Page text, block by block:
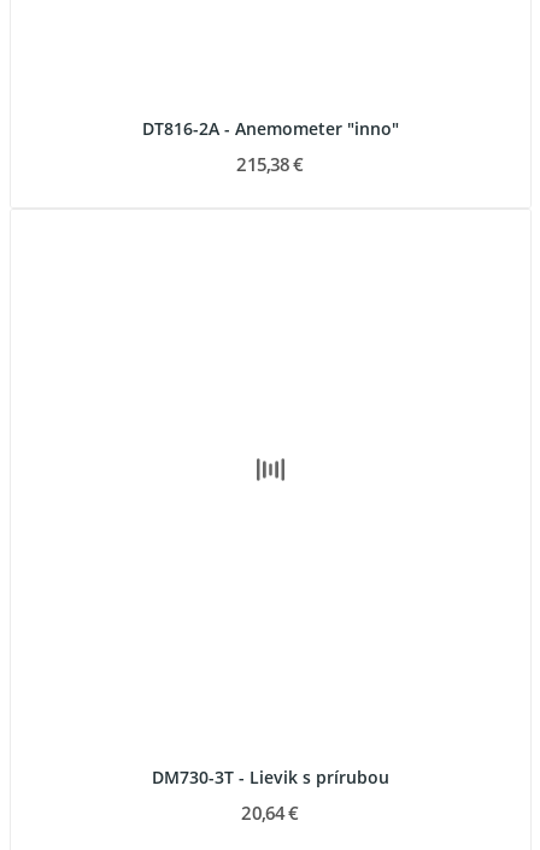
DT816-2A - Anemometer "inno"
215,38 €
DM730-3T - Lievik s prírubou
20,64 €